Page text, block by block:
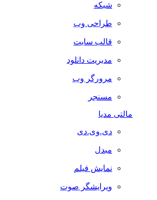
شبکه
طراحی وب
قالب سایت
مدیریت دانلود
مرورگر وب
مسنجر
مالتی مدیا
دی.وی.دی
مبدل
نمایش فیلم
ویرایشگر صوت